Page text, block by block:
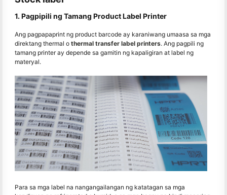
1. Pagpipili ng Tamang Product Label Printer
Ang pagpapaprint ng product barcode ay karaniwang umaasa sa mga
direktang thermal o thermal transfer label printers. Ang pagpili ng
tamang printer ay depende sa gamitin ng kapaligiran at label ng
materyal.
Para sa mga label na nangangailangan ng katatagan sa mga